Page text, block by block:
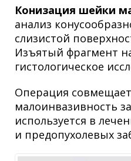
Конизация шейки
анализ
слизистой
Изъятый фрагмент
гистологическое
Операция
малоинвазивность
используется в
и предопухолевых